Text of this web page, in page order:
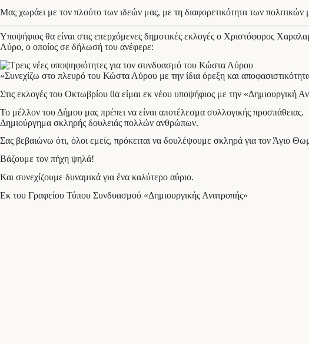
Μας χωράει με τον πλούτο των ιδεών μας, με τη διαφορετικότητα των
Υποψήφιος θα είναι στις επερχόμενες δημοτικές εκλογές ο Χριστόφορος
Λύρο, ο οποίος σε δήλωσή του ανέφερε:
«Συνεχίζω στο πλευρό του Κώστα Λύρου με την ίδια όρεξη και
Στις εκλογές του Οκτωβρίου θα είμαι εκ νέου υποψήφιος με την «Δημιουργική
Το μέλλον του Δήμου μας πρέπει να είναι αποτέλεσμα συλλογικής προσπάθειας.
Δημιούργημα σκληρής δουλειάς πολλών ανθρώπων.
Σας βεβαιώνω ότι, όλοι εμείς, πρόκειται να δουλέψουμε σκληρά για τον Άγιο
Βάζουμε τον πήχη ψηλά!
Και συνεχίζουμε δυναμικά για ένα καλύτερο αύριο.
Εκ του Γραφείου Τύπου Συνδυασμού «Δημιουργικής Ανατροπής»